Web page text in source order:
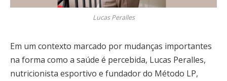
Lucas Peralles
Em um contexto marcado por mudanças importantes
na forma como a saúde é percebida, Lucas Peralles,
nutricionista esportivo e fundador do Método LP,